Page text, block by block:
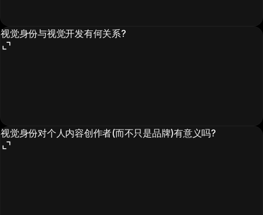
视觉身份与视觉开发有何关系?
视觉身份对个人内容创作者(而不只是品牌)有意义吗?